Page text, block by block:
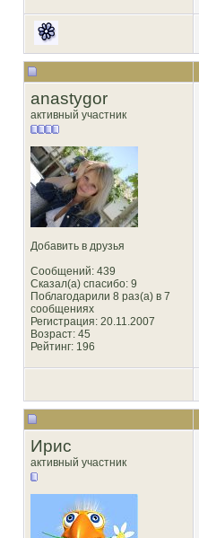
anastygor
активный участник
Добавить в друзья
Сообщений: 439
Сказал(а) спасибо: 9
Поблагодарили 8 раз(а) в 7
сообщениях
Регистрация: 20.11.2007
Возраст: 45
Рейтинг: 196
Ирис
активный участник